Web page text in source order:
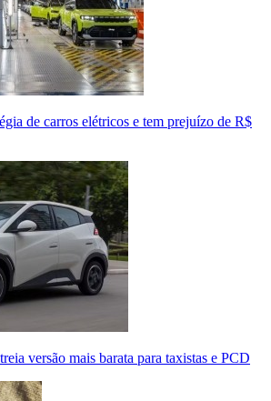
de carros elétricos e tem prejuízo de R$
versão mais barata para taxistas e PCD